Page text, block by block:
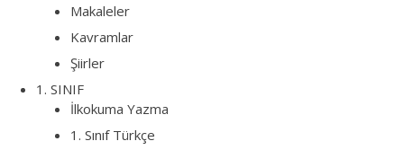
Makaleler
Kavramlar
Şiirler
1. SINIF
İlkokuma Yazma
1. Sınıf Türkçe